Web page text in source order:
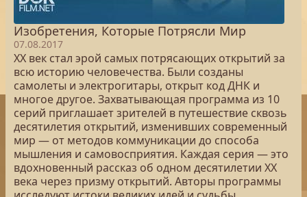
Изобретения, Которые Потрясли Мир
07.08.2017
ХХ век стал эрой самых потрясающих открытий за
всю историю человечества. Были созданы
самолеты и электрогитары, открыт код ДНК и
многое другое. Захватывающая программа из 10
серий приглашает зрителей в путешествие сквозь
десятилетия открытий, изменивших современный
мир — от методов коммуникации до способа
мышления и самовосприятия. Каждая серия — это
вдохновенный рассказ об одном десятилетии ХХ
века через призму открытий. Авторы программы